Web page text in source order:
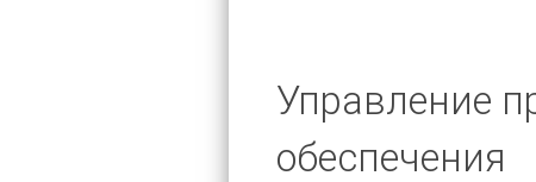
Управление
обеспечения